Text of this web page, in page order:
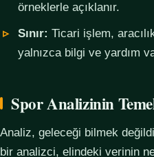
örneklerle açıklanır.
Sınır: Ticari işlem,
yalnızca bilgi ve yardım
Spor Analizinin
Analiz, geleceği bilmek
bir analizci, elindeki verinin